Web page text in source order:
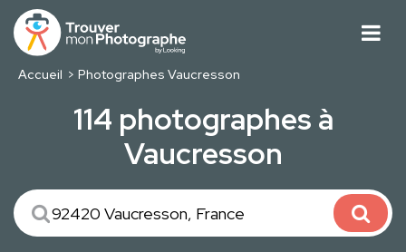
Accueil Photographes Vaucresson
114 photographes à
Vaucresson